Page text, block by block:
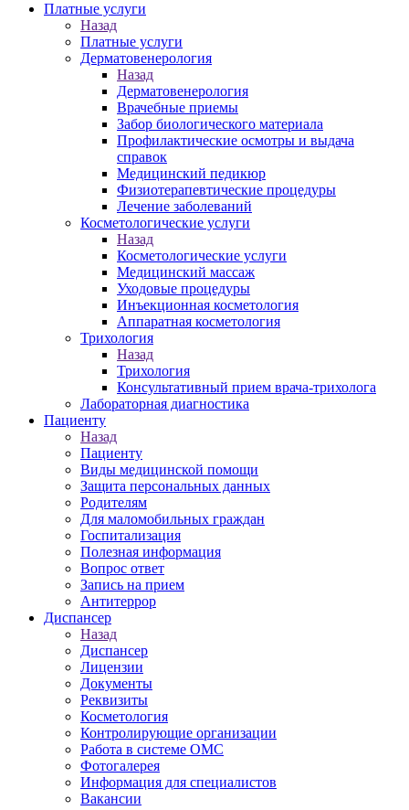
Платные услуги
Назад
Платные услуги
Дерматовенерология
Назад
Дерматовенерология
Врачебные приемы
Забор биологического материала
Профилактические осмотры и выдача
справок
Медицинский педикюр
Физиотерапевтические процедуры
Лечение заболеваний
Косметологические услуги
Назад
Косметологические услуги
Медицинский массаж
Уходовые процедуры
Инъекционная косметология
Аппаратная косметология
Трихология
Назад
Трихология
Консультативный прием врача-трихолога
Лабораторная диагностика
Пациенту
Назад
Пациенту
Виды медицинской помощи
Защита персональных данных
Родителям
Для маломобильных граждан
Госпитализация
Полезная информация
Вопрос ответ
Запись на прием
Антитеррор
Диспансер
Назад
Диспансер
Лицензии
Документы
Реквизиты
Косметология
Контролирующие организации
Работа в системе ОМС
Фотогалерея
Информация для специалистов
Вакансии